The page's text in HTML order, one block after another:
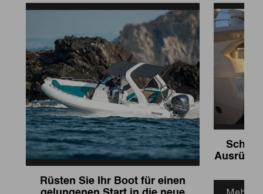
Rüsten Sie Ihr Boot für einen